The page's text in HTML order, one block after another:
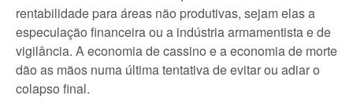
rentabilidade para áreas não produtivas, sejam elas a
especulação financeira ou a indústria armamentista e de
vigilância. A economia de cassino e a economia de morte
dão as mãos numa última tentativa de evitar ou adiar o
colapso final.